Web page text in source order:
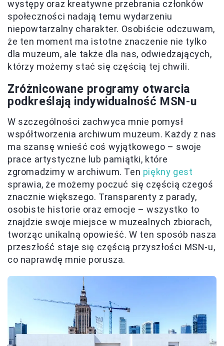
występy oraz kreatywne przebrania członków
społeczności nadają temu wydarzeniu
niepowtarzalny charakter. Osobiście odczuwam,
że ten moment ma istotne znaczenie nie tylko
dla muzeum, ale także dla nas, odwiedzających,
którzy możemy stać się częścią tej chwili.
Zróżnicowane programy otwarcia
podkreślają indywidualność MSN-u
W szczególności zachwyca mnie pomysł
współtworzenia archiwum muzeum. Każdy z nas
ma szansę wnieść coś wyjątkowego – swoje
prace artystyczne lub pamiątki, które
zgromadzimy w archiwum. Ten piękny gest
sprawia, że możemy poczuć się częścią czegoś
znacznie większego. Transparenty z parady,
osobiste historie oraz emocje – wszystko to
znajdzie swoje miejsce w muzealnych zbiorach,
tworząc unikalną opowieść. W ten sposób nasza
przeszłość staje się częścią przyszłości MSN-u,
co naprawdę mnie porusza.